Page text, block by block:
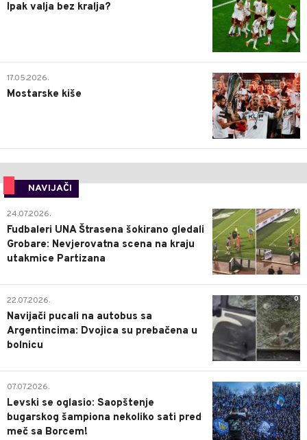
Ipak valja bez kralja?
0
17.05.2026.
Mostarske kiše
NAVIJAČI
0
24.07.2026.
Fudbaleri UNA Štrasena šokirano gledali
Grobare: Nevjerovatna scena na kraju
utakmice Partizana
0
22.07.2026.
Navijači pucali na autobus sa
Argentincima: Dvojica su prebačena u
bolnicu
1
07.07.2026.
Levski se oglasio: Saopštenje
bugarskog šampiona nekoliko sati pred
meč sa Borcem!